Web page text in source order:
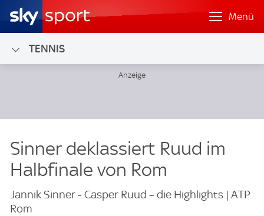
Menü
TENNIS
Sinner deklassiert Ruud im
Halbfinale von Rom
Jannik Sinner - Casper Ruud – die Highlights | ATP
Rom